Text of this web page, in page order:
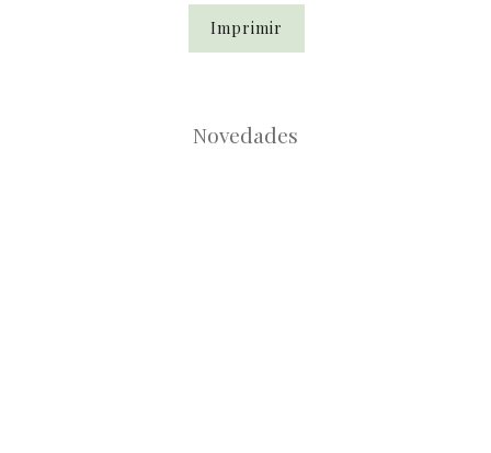
Imprimir
Novedades